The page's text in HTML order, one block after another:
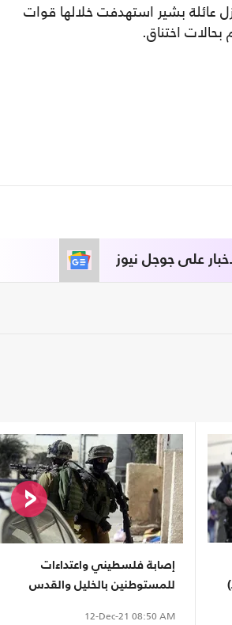
عائلة بشير استهدفت خلالها قوات
بحالات اختناق.
على جوجل نيوز
إصابة فلسطيني واعتداءات
للمستوطنين بالخليل والقدس
12-Dec-21 08:50 AM